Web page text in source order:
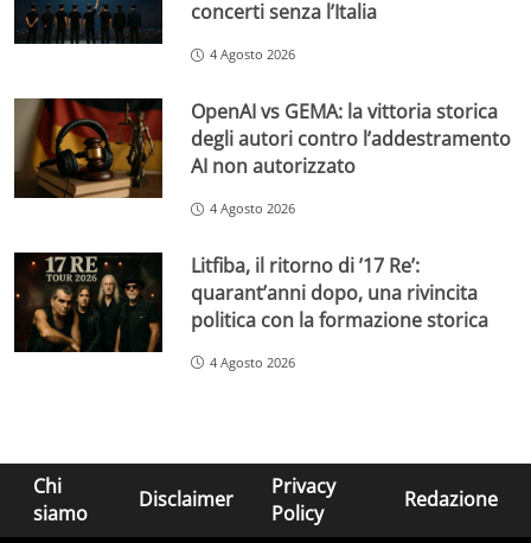
concerti senza l’Italia
4 Agosto 2026
OpenAI vs GEMA: la vittoria storica
degli autori contro l’addestramento
AI non autorizzato
4 Agosto 2026
Litfiba, il ritorno di ’17 Re’:
quarant’anni dopo, una rivincita
politica con la formazione storica
4 Agosto 2026
Chi
siamo
Disclaimer
Privacy
Policy
Redazione